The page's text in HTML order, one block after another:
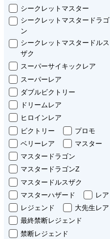
シークレットマスター
シークレットマスタードラゴ
ン
シークレットマスタードルス
ザク
スーパーサイキックレア
スーパーレア
ダブルビクトリー
ドリームレア
ヒロインレア
ビクトリー
プロモ
ベリーレア
マスター
マスタードラゴン
マスタードラゴンZ
マスタードルスザク
マスターハザード
レア
レジェンド
大先生レア
最終禁断レジェンド
禁断レジェンド